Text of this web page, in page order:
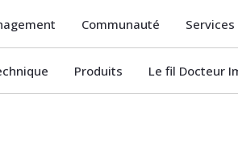
Communauté Services
Produits Le fil Docteur